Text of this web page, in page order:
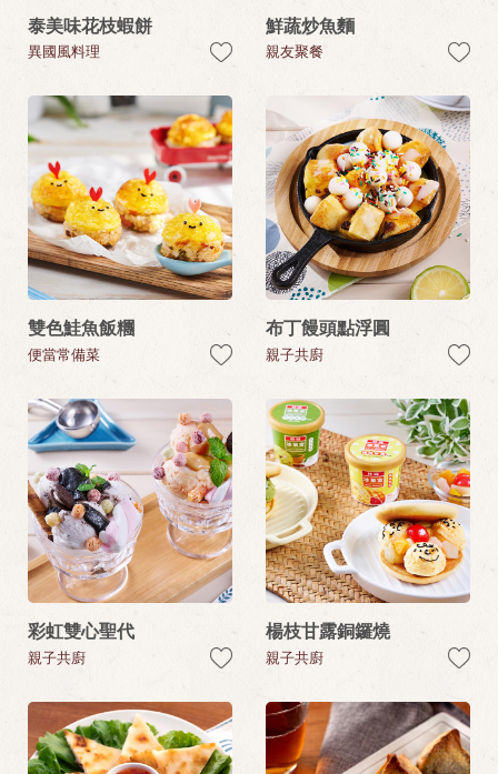
泰美味花枝蝦餅
異國風料理
鮮蔬炒魚麵
親友聚餐
雙色鮭魚飯糰
便當常備菜
布丁饅頭點浮圓
親子共廚
彩虹雙心聖代
親子共廚
楊枝甘露銅鑼燒
親子共廚